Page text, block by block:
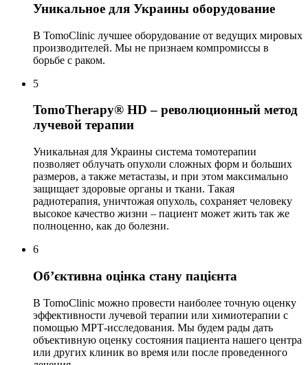
Уникальное для Украины оборудование
В TomoClinic лучшее оборудование от ведущих мировых
производителей. Мы не признаем компромиссы в
борьбе с раком.
5
TomoTherapy® HD – революционный метод
лучевой терапии
Уникальная для Украины система томотерапии
позволяет облучать опухоли сложных форм и больших
размеров, а также метастазы, и при этом максимально
защищает здоровые органы и ткани. Такая
радиотерапия, уничтожая опухоль, сохраняет человеку
высокое качество жизни – пациент может жить так же
полноценно, как до болезни.
6
Об’єктивна оцінка стану пацієнта
В TomoClinic можно провести наиболее точную оценку
эффективности лучевой терапии или химиотерапии с
помощью МРТ-исследования. Мы будем рады дать
объективную оценку состояния пациента нашего центра
или других клиник во время или после проведенного